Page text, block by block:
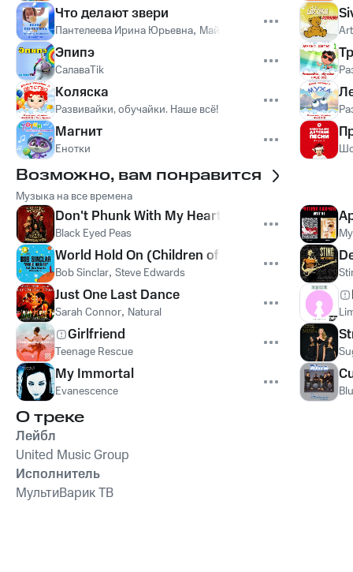
Что делают звери
Пантелеева Ирина Юрьевна, Майя Валеева
Эпипэ
СалаваTik
Коляска
Развивайки, обучайки. Наше всё!
Магнит
Енотки
Возможно, вам понравится
Музыка на все времена
Don't Phunk With My Heart
Black Eyed Peas
World Hold On (Children of the Sky)
Bob Sinclar, Steve Edwards
Just One Last Dance
Sarah Connor, Natural
Girlfriend
Teenage Rescue
My Immortal
Evanescence
О треке
Лейбл
United Music Group
Исполнитель
МультиВарик ТВ